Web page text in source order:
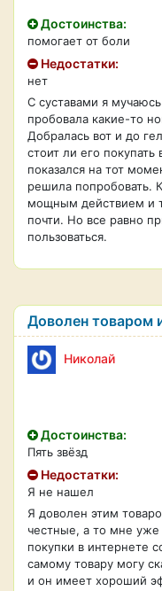
Достоинства:
помогает от боли
Недостатки:
нет
С суставами я
пробовала какие-то
Добралась вот и до
стоит ли его
показался на тот
решила попробовать.
мощным действием и
почти. Но все равно
пользоваться.
Доволен товаром
Николай
Достоинства:
Пять звёзд
Недостатки:
Я не нашел
Я доволен этим
честные, а то мне уже
покупки в интернете
самому товару могу
и он имеет хороший